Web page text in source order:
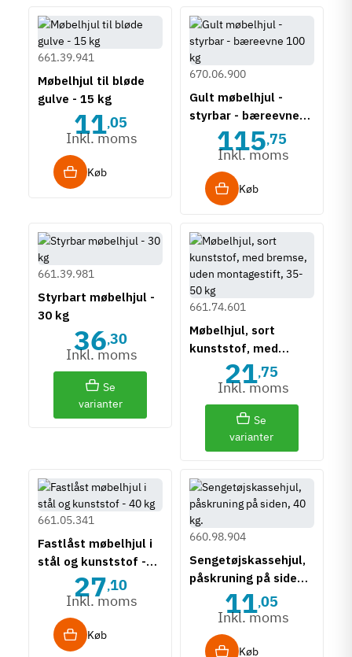
Møbelhjul til bløde
gulve - 15 kg
661.39.941
11,05
Inkl. moms
Køb
Gult møbelhjul -
styrbar - bæreevne
100 kg
670.06.900
115,75
Inkl. moms
Køb
Styrbart møbelhjul -
30 kg
661.39.981
36,30
Inkl. moms
Se
varianter
Møbelhjul, sort
kunststof, med
bremse, uden
montagestift, 35-50
661.74.601
21,75
Inkl. moms
Se
varianter
Fastlåst møbelhjul i
stål og kunststof -
661.05.341
27,10
Inkl. moms
Køb
Sengetøjskassehjul,
påskruning på siden,
660.98.904
11,05
Inkl. moms
Køb